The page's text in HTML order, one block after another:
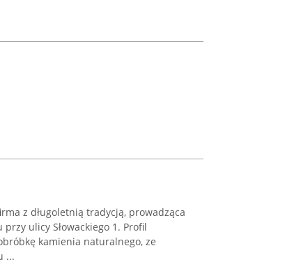
z długoletnią tradycją, prowadząca
ulicy Słowackiego 1. Profil
kamienia naturalnego, ze
...